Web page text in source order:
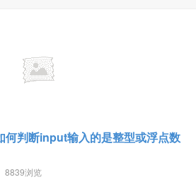
何判断input输入的是整型或浮点数
8839浏览